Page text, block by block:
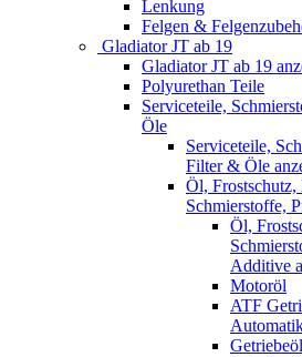
Lenkung
Felgen &
Gladiator JT ab 19
Gladiator JT ab 19
Polyurethan Teile
Serviceteile,
Öle
Serviceteile,
Filter & Öle
Öl, Frostschutz,
Schmierstoffe,
Öl,
Additive
Motoröl
ATF